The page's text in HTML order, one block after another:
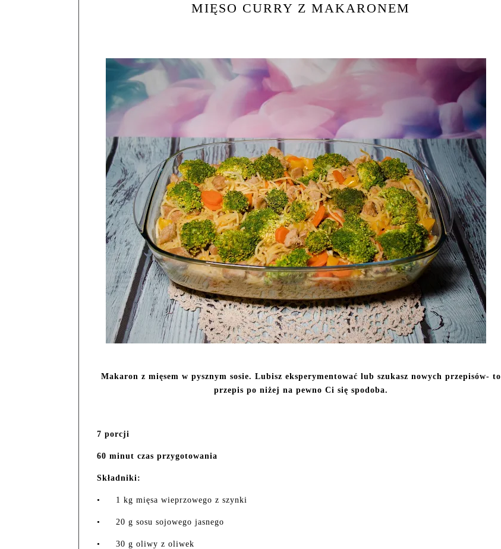
MIĘSO CURRY Z MAKARONEM
Makaron z mięsem w pysznym sosie. Lubisz eksperymentować lub szukasz nowych przepisów- to
przepis po niżej na pewno Ci się spodoba.
7 porcji
60 minut czas przygotowania
Składniki:
• 1 kg mięsa wieprzowego z szynki
• 20 g sosu sojowego jasnego
• 30 g oliwy z oliwek